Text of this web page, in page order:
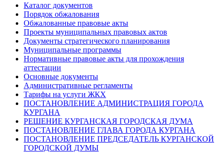
Каталог документов
Порядок обжалования
Обжалованные правовые акты
Проекты муниципальных правовых актов
Документы стратегического планирования
Муниципальные программы
Нормативные правовые акты для прохождения
аттестации
Основные документы
Административные регламенты
Тарифы на услуги ЖКХ
ПОСТАНОВЛЕНИЕ АДМИНИСТРАЦИЯ ГОРОДА
КУРГАНА
РЕШЕНИЕ КУРГАНСКАЯ ГОРОДСКАЯ ДУМА
ПОСТАНОВЛЕНИЕ ГЛАВА ГОРОДА КУРГАНА
ПОСТАНОВЛЕНИЕ ПРЕДСЕДАТЕЛЬ КУРГАНСКОЙ
ГОРОДСКОЙ ДУМЫ